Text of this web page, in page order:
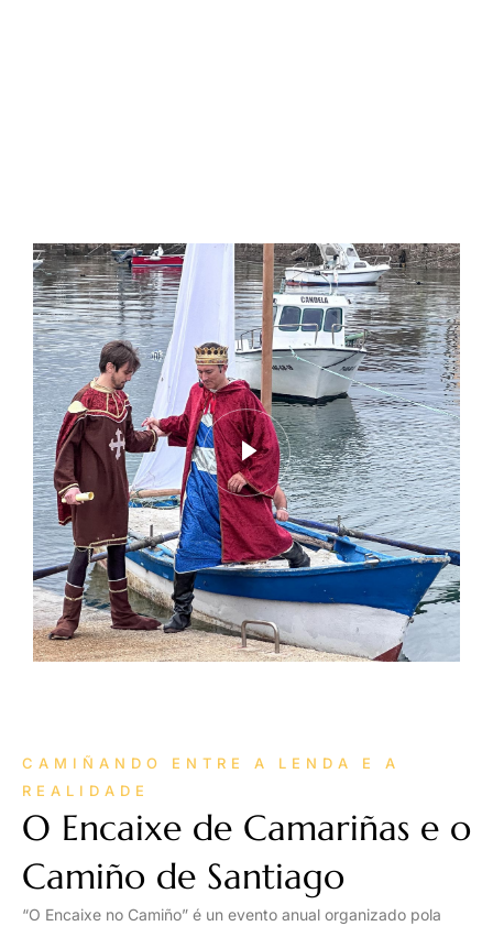
CAMIÑANDO ENTRE A LENDA E A
REALIDADE
O Encaixe de Camariñas e o
Camiño de Santiago
“O Encaixe no Camiño” é un evento anual organizado pola